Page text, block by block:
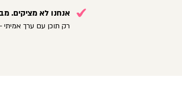
אנחנו לא מציקים.
רק תוכן עם ערך אמיתי